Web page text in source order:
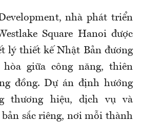
nhà phát triển
Square Hanoi được
lý thiết kế Nhật Bản đương
giữa công năng, thiên
đồng. Dự án định hướng
thương hiệu, dịch vụ và
sắc riêng, nơi mỗi thành